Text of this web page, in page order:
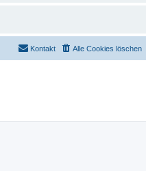
Alle Cookies löschen
Kontakt